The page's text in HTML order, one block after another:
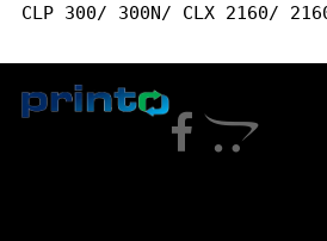
CLP 300/ 300N/ CLX 2160/